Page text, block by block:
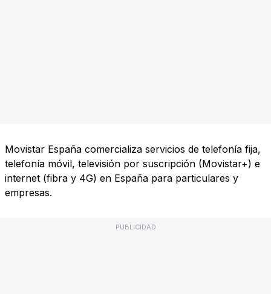
Movistar España comercializa servicios de telefonía fija,
telefonía móvil, televisión por suscripción (Movistar+) e
internet (fibra y 4G) en España para particulares y
empresas.
PUBLICIDAD